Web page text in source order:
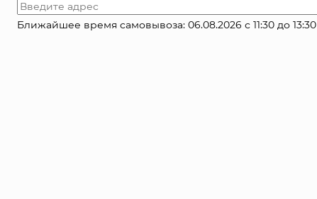
Ближайшее время самовывоза: 06.08.2026 с 11:30 до 13:30